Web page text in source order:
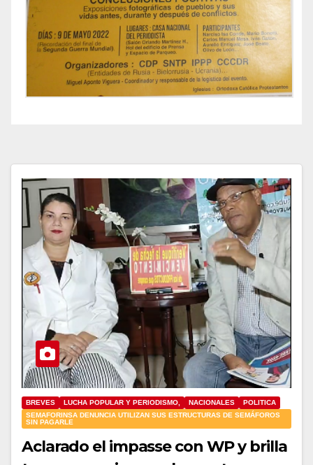
BREVES LUCHA POPULAR Y PERIODISMO, NACIONALES
POLITICA
SEMAFORINSA DENUNCIA UTILIZAN SUS ESTRUCTURAS DE SEMÁFOROS
SIN PAGARLE
Aclarado el impasse con WP y brilla